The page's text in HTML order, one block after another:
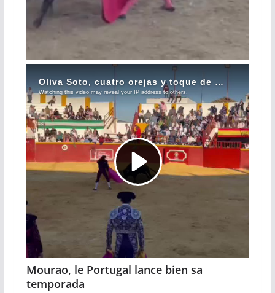
Mourao, le Portugal lance bien sa
temporada